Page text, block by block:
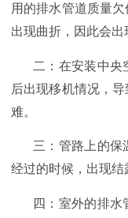
用的排水管道质量
出现曲折，因此会出
二：在安装中央
后出现移机情况，
难。
三：管路上的保
经过的时候，出现结
四：室外的排